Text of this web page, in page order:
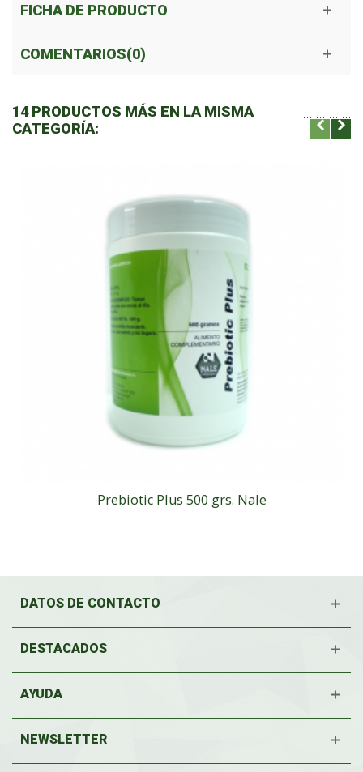
FICHA DE PRODUCTO
COMENTARIOS(0)
14 PRODUCTOS MÁS EN LA MISMA
CATEGORÍA:
Prebiotic Plus 500 grs. Nale
DATOS DE CONTACTO
DESTACADOS
AYUDA
NEWSLETTER